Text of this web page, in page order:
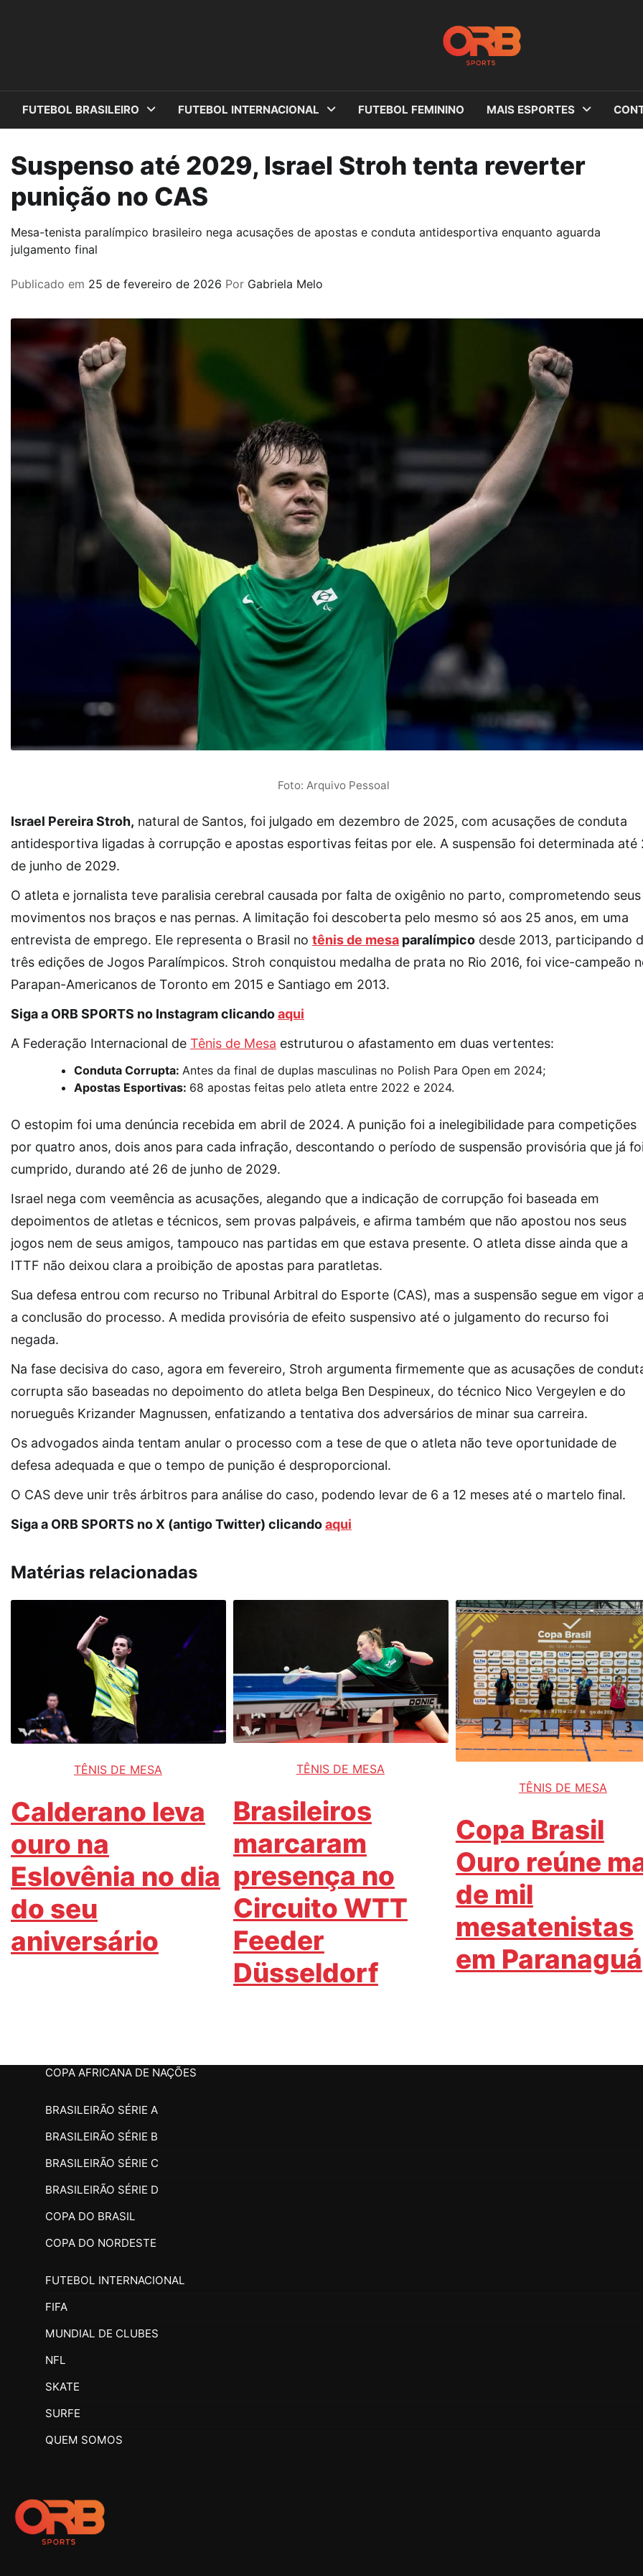
FUTEBOL BRASILEIRO FUTEBOL INTERNACIONAL FUTEBOL FEMININO MAIS ESPORTES
Suspenso até 2029, Israel Stroh tenta reverter
punição no CAS
Mesa-tenista paralímpico brasileiro nega acusações de apostas e conduta antidesportiva enquanto aguarda
julgamento final
Publicado em 25 de fevereiro de 2026 Por Gabriela Melo
Foto: Arquivo Pessoal
Israel Pereira Stroh, natural de Santos, foi julgado em dezembro de 2025, com acusações de conduta
antidesportiva ligadas à corrupção e apostas esportivas feitas por ele. A suspensão foi determinada até
de junho de 2029.
O atleta e jornalista teve paralisia cerebral causada por falta de oxigênio no parto, comprometendo seus
movimentos nos braços e nas pernas. A limitação foi descoberta pelo mesmo só aos 25 anos, em uma
entrevista de emprego. Ele representa o Brasil no tênis de mesa paralímpico desde 2013, participando
três edições de Jogos Paralímpicos. Stroh conquistou medalha de prata no Rio 2016, foi vice-campeão
Parapan-Americanos de Toronto em 2015 e Santiago em 2013.
Siga a ORB SPORTS no Instagram clicandoaqui
A Federação Internacional de Tênis de Mesa estruturou o afastamento em duas vertentes:
Conduta Corrupta: Antes da final de duplas masculinas no Polish Para Open em 2024;
Apostas Esportivas: 68 apostas feitas pelo atleta entre 2022 e 2024.
O estopim foi uma denúncia recebida em abril de 2024. A punição foi a inelegibilidade para competições
por quatro anos, dois anos para cada infração, descontando o período de suspensão provisória que já
cumprido, durando até 26 de junho de 2029.
Israel nega com veemência as acusações, alegando que a indicação de corrupção foi baseada em
depoimentos de atletas e técnicos, sem provas palpáveis, e afirma também que não apostou nos seus
jogos nem de seus amigos, tampouco nas partidas em que estava presente. O atleta disse ainda que a
ITTF não deixou clara a proibição de apostas para paratletas.
Sua defesa entrou com recurso no Tribunal Arbitral do Esporte (CAS), mas a suspensão segue em vigor
a conclusão do processo. A medida provisória de efeito suspensivo até o julgamento do recurso foi
negada.
Na fase decisiva do caso, agora em fevereiro, Stroh argumenta firmemente que as acusações de
corrupta são baseadas no depoimento do atleta belga Ben Despineux, do técnico Nico Vergeylen e do
norueguês Krizander Magnussen, enfatizando a tentativa dos adversários de minar sua carreira.
Os advogados ainda tentam anular o processo com a tese de que o atleta não teve oportunidade de
defesa adequada e que o tempo de punição é desproporcional.
O CAS deve unir três árbitros para análise do caso, podendo levar de 6 a 12 meses até o martelo final.
Siga a ORB SPORTS no X (antigo Twitter) clicandoaqui
Matérias relacionadas
TÊNIS DE MESA
Calderano leva
ouro na
Eslovênia no dia
do seu
aniversário
TÊNIS DE MESA
Brasileiros
marcaram
presença no
Circuito WTT
Feeder
Düsseldorf
TÊNIS DE MESA
Copa Brasil
Ouro reúne
de mil
mesatenistas
em Paranaguá
COPA AFRICANA DE NAÇÕES
BRASILEIRÃO SÉRIE A
BRASILEIRÃO SÉRIE B
BRASILEIRÃO SÉRIE C
BRASILEIRÃO SÉRIE D
COPA DO BRASIL
COPA DO NORDESTE
FUTEBOL INTERNACIONAL
FIFA
MUNDIAL DE CLUBES
NFL
SKATE
SURFE
QUEM SOMOS